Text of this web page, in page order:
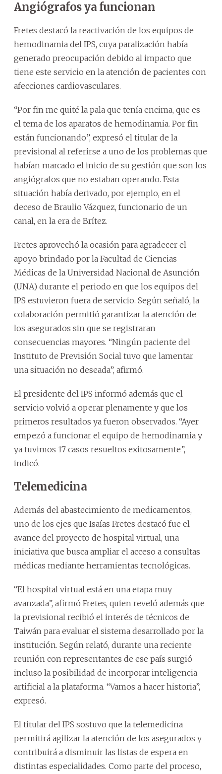
Angiógrafos ya funcionan
Fretes destacó la reactivación de los equipos de
hemodinamia del IPS, cuya paralización había
generado preocupación debido al impacto que
tiene este servicio en la atención de pacientes con
afecciones cardiovasculares.
“Por fin me quité la pala que tenía encima, que es
el tema de los aparatos de hemodinamia. Por fin
están funcionando”, expresó el titular de la
previsional al referirse a uno de los problemas que
habían marcado el inicio de su gestión que son los
angiógrafos que no estaban operando. Esta
situación había derivado, por ejemplo, en el
deceso de Braulio Vázquez, funcionario de un
canal, en la era de Brítez.
Fretes aprovechó la ocasión para agradecer el
apoyo brindado por la Facultad de Ciencias
Médicas de la Universidad Nacional de Asunción
(UNA) durante el periodo en que los equipos del
IPS estuvieron fuera de servicio. Según señaló, la
colaboración permitió garantizar la atención de
los asegurados sin que se registraran
consecuencias mayores. “Ningún paciente del
Instituto de Previsión Social tuvo que lamentar
una situación no deseada”, afirmó.
El presidente del IPS informó además que el
servicio volvió a operar plenamente y que los
primeros resultados ya fueron observados. “Ayer
empezó a funcionar el equipo de hemodinamia y
ya tuvimos 17 casos resueltos exitosamente”,
indicó.
Telemedicina
Además del abastecimiento de medicamentos,
uno de los ejes que Isaías Fretes destacó fue el
avance del proyecto de hospital virtual, una
iniciativa que busca ampliar el acceso a consultas
médicas mediante herramientas tecnológicas.
“El hospital virtual está en una etapa muy
avanzada”, afirmó Fretes, quien reveló además que
la previsional recibió el interés de técnicos de
Taiwán para evaluar el sistema desarrollado por la
institución. Según relató, durante una reciente
reunión con representantes de ese país surgió
incluso la posibilidad de incorporar inteligencia
artificial a la plataforma. “Vamos a hacer historia”,
expresó.
El titular del IPS sostuvo que la telemedicina
permitirá agilizar la atención de los asegurados y
contribuirá a disminuir las listas de espera en
distintas especialidades. Como parte del proceso,